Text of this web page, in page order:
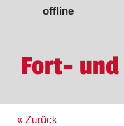
offline
Fort-
« Zurück